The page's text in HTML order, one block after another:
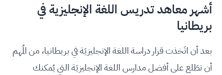
أشهر معاهد تدريس اللغة الإنجليزية في
بريطانيا
بعد أن اتَخذت قرار دراسة اللغة الإنجليزيَة في بريطانيا، من المُهم
أن تطَلع على أفضل مدارس اللغة الإنجليزيَة التي يُمكنك